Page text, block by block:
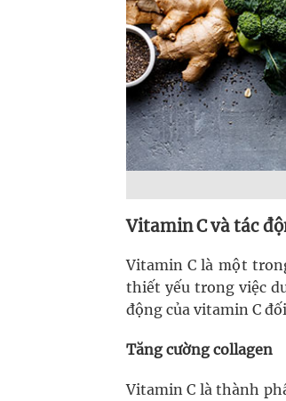
Vitamin C và tác
Vitamin C là một
thiết yếu trong việc
động của vitamin C
Tăng cường collagen
Vitamin C là thành